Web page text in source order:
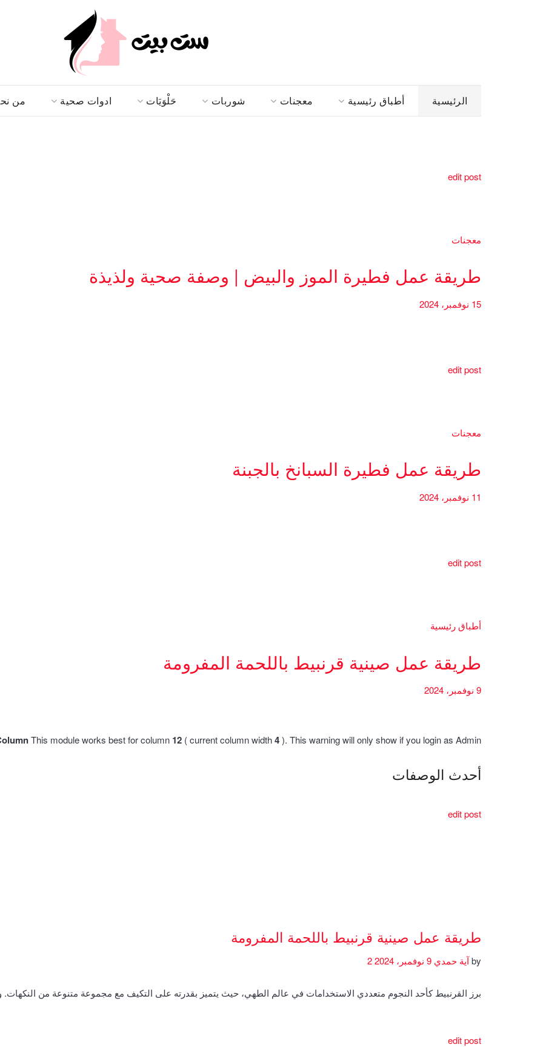
الرئيسية أطباق رئيسية معجنات شوربات حَلْوَيَات ادوات صحية من
edit post
معجنات
طريقة عمل فطيرة الموز والبيض | وصفة صحية ولذيذة
15 نوفمبر، 2024
edit post
معجنات
طريقة عمل فطيرة السبانخ بالجبنة
11 نوفمبر، 2024
edit post
أطباق رئيسية
طريقة عمل صينية قرنبيط باللحمة المفرومة
9 نوفمبر، 2024
This module works best for column 12 ( current column width4). This warning will only show if you login as Admin.
أحدث الوصفات
edit post
طريقة عمل صينية قرنبيط باللحمة المفرومة
byآية حمدي
برز القرنبيط كأحد النجوم متعددي الاستخدامات في عالم الطهي، حيث يتميز بقدرته على التكيف مع مجموعة متنوعة من
edit post